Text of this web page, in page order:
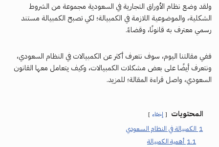
ولقد وضع نظام الأوراق التجارية في السعودية مجموعة من الشروط
الشكلية، والموضوعية اللازمة في الكمبيالة؛ لكي تصبح الكمبيالة مستند
رسمي معترف به قانونًا، وقضاءً.
ففي مقالتنا اليوم، سوف نتعرف أكثر عن الكمبيالات في النظام السعودي،
ونتعرف أيضًا على بعض مشكلات الكمبيالات، وكيف يتعامل معها القانون
السعودي، واصل قراءة المقالة؛ للمزيد.
المحتويات إخفاء
1 الكمبيالة في النظام السعودي
1.1 أهمية الكمبيالة